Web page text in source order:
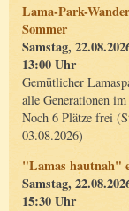
Lama-Park-
Sommer
Samstag,
13:00 Uhr
Gemütlicher
alle Generationen
Noch 6 Plätze frei
03.08.2026)
"Lamas hautnah"
Samstag,
15:30 Uhr